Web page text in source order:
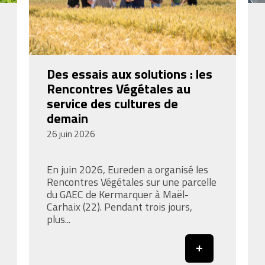
Des essais aux solutions : les
Rencontres Végétales au
service des cultures de
demain
26 juin 2026
En juin 2026, Eureden a organisé les
Rencontres Végétales sur une parcelle
du GAEC de Kermarquer à Maël-
Carhaix (22). Pendant trois jours,
plus...